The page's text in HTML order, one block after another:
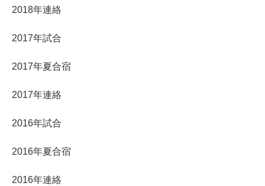
2018年連絡
2017年試合
2017年夏合宿
2017年連絡
2016年試合
2016年夏合宿
2016年連絡